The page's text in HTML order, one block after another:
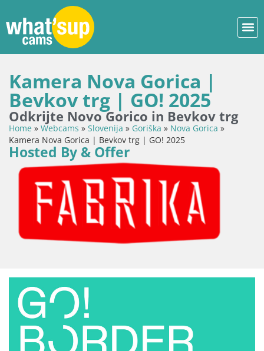
Kamera Nova Gorica |
Bevkov trg | GO! 2025
Odkrijte Novo Gorico in Bevkov trg
Home » Webcams » Slovenija » Goriška » Nova Gorica »
Kamera Nova Gorica | Bevkov trg | GO! 2025
Hosted By & Offer